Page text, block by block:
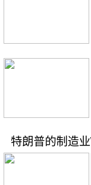
特朗普的制造